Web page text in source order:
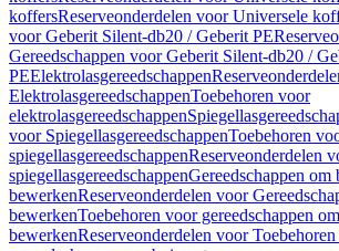
koffersReserveonderdelen voor Universele
voor Geberit Silent-db20 / Geberit PE
Gereedschappen voor Geberit Silent-db20 /
PEElektrolasgereedschappen
ElektrolasgereedschappenToebehoren voor
elektrolasgereedschappen
voor SpiegellasgereedschappenToebehoren
spiegellasgereedschappenReserveonderdelen
spiegellasgereedschappenGereedschappen om
bewerkenReserveonderdelen voor
bewerkenToebehoren voor gereedschappen
bewerkenReserveonderdelen voor